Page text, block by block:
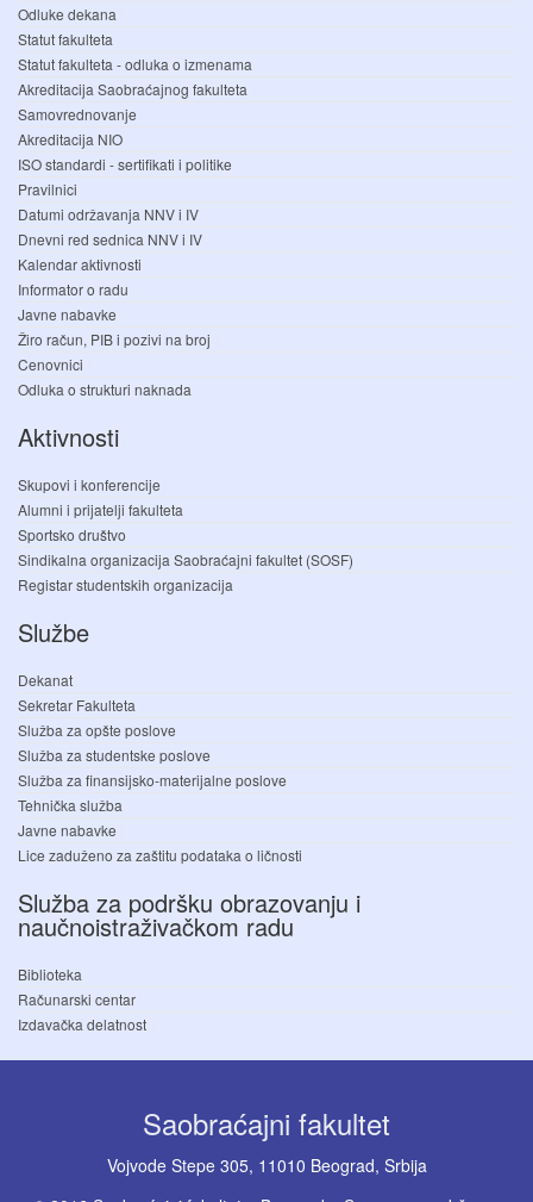
Odluke dekana
Statut fakulteta
Statut fakulteta - odluka o izmenama
Akreditacija Saobraćajnog fakulteta
Samovrednovanje
Akreditacija NIO
ISO standardi - sertifikati i politike
Pravilnici
Datumi održavanja NNV i IV
Dnevni red sednica NNV i IV
Kalendar aktivnosti
Informator o radu
Javne nabavke
Žiro račun, PIB i pozivi na broj
Cenovnici
Odluka o strukturi naknada
Aktivnosti
Skupovi i konferencije
Alumni i prijatelji fakulteta
Sportsko društvo
Sindikalna organizacija Saobraćajni fakultet (SOSF)
Registar studentskih organizacija
Službe
Dekanat
Sekretar Fakulteta
Služba za opšte poslove
Služba za studentske poslove
Služba za finansijsko-materijalne poslove
Tehnička služba
Javne nabavke
Lice zaduženo za zaštitu podataka o ličnosti
Služba za podršku obrazovanju i
naučnoistraživačkom radu
Biblioteka
Računarski centar
Izdavačka delatnost
Saobraćajni fakultet
Vojvode Stepe 305, 11010 Beograd, Srbija